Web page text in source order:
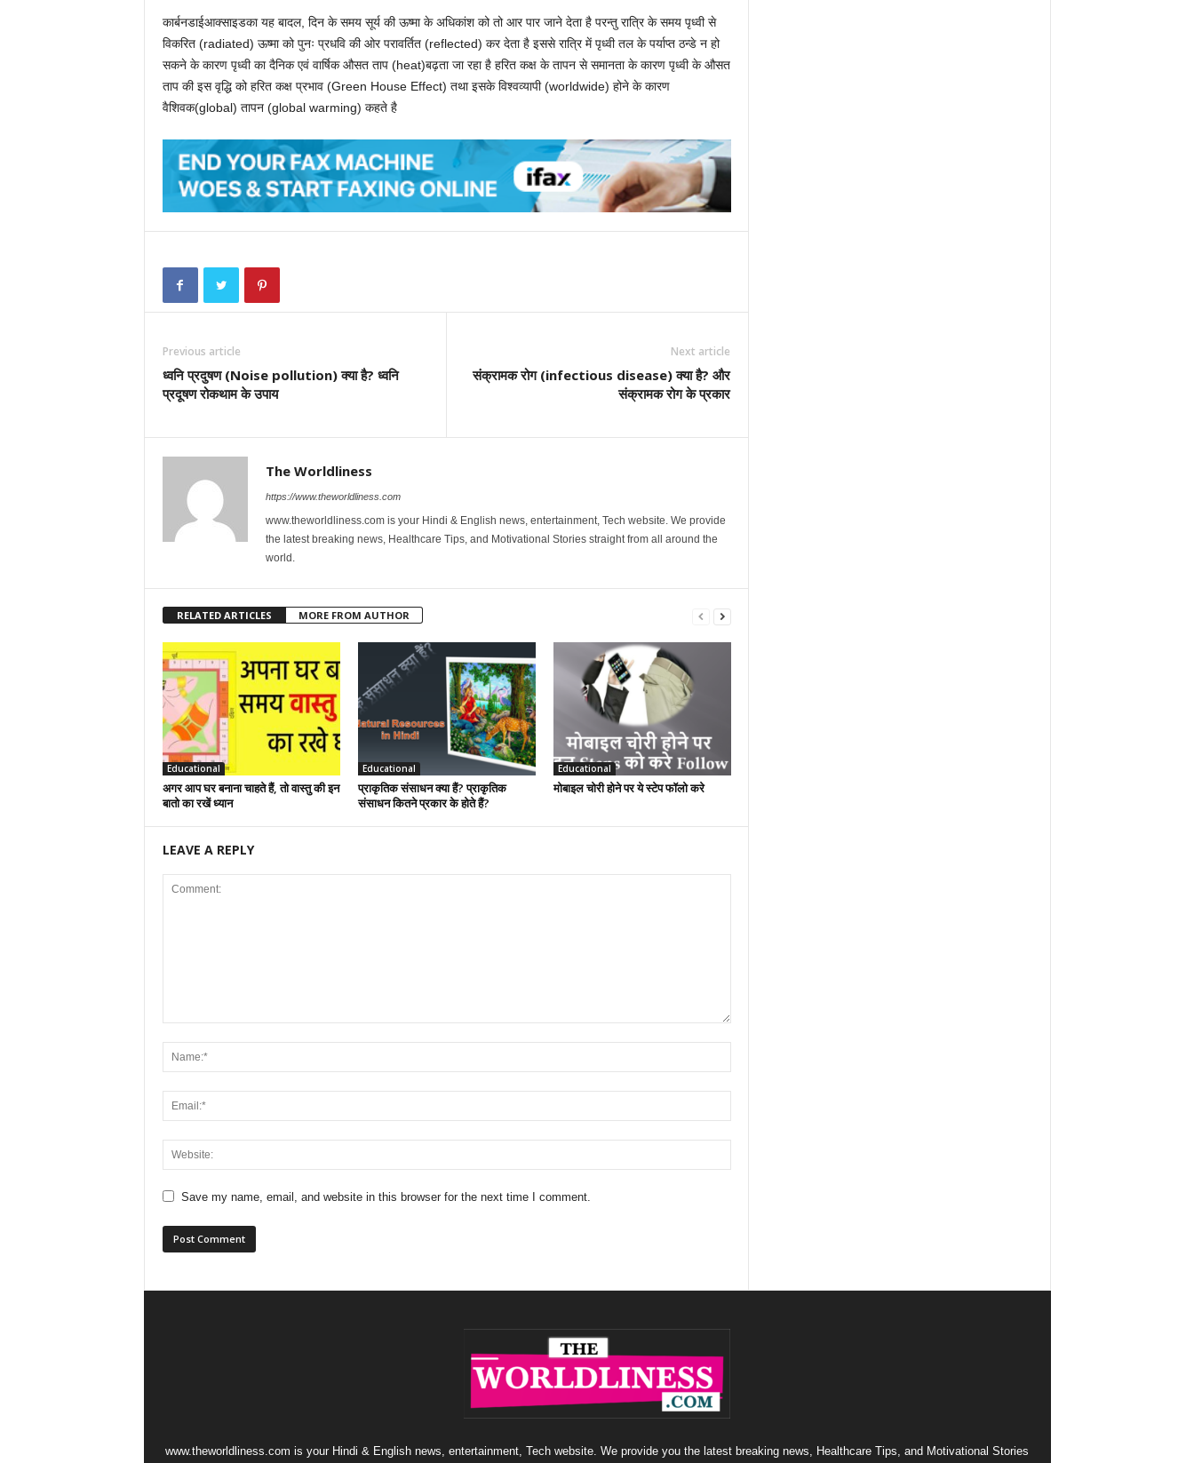
कार्बनडाईआक्साइडका यह बादल, दिन के समय सूर्य की ऊष्मा के अधिकांश को तो आर पार जाने देता है परन्तु रात्रि के समय पृध्वी से
विकरित (radiated) ऊष्मा को पुनः प्रधवि की ओर परावर्तित (reflected) कर देता है इससे रात्रि में पृध्वी तल के पर्याप्त ठन्डे न हो
सकने के कारण पृध्वी का दैनिक एवं वार्षिक औसत ताप (heat)बढ़ता जा रहा है हरित कक्ष के तापन से समानता के कारण पृध्वी के औसत
ताप की इस वृद्धि को हरित कक्ष प्रभाव (Green House Effect) तथा इसके विश्वव्यापी (worldwide) होने के कारण
वैशिवक(global) तापन (global warming) कहते है
Previous article
ध्वनि प्रदुषण (Noise pollution) क्या है? ध्वनि
प्रदूषण रोकथाम के उपाय
Next article
संक्रामक रोग (infectious disease) क्या है? और
संक्रामक रोग के प्रकार
The Worldliness
https://www.theworldliness.com
www.theworldliness.com is your Hindi & English news, entertainment, Tech website. We provide
the latest breaking news, Healthcare Tips, and Motivational Stories straight from all around the
world.
RELATED ARTICLES MORE FROM AUTHOR
Educational
अगर आप घर बनाना चाहते हैं, तो वास्तु की इन
बातो का रखें ध्यान
Educational
प्राकृतिक संसाधन क्या हैं? प्राकृतिक
संसाधन कितने प्रकार के होते हैं?
Educational
मोबाइल चोरी होने पर ये स्टेप फॉलो करे
LEAVE A REPLY
Save my name, email, and website in this browser for the next time I comment.
www.theworldliness.com is your Hindi & English news, entertainment, Tech website. We provide you the latest breaking news, Healthcare Tips, and Motivational Stories